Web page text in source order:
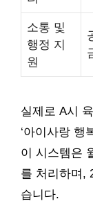
소통 및
행정 지
원
실제로 A시
‘아이사랑 행
이 시스템은
를 처리하며,
습니다.